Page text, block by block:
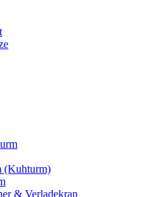
(Kuhturm)
& Verladekran